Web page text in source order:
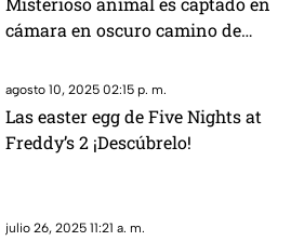
cámara en oscuro camino de
agosto 10, 2025 02:15 p. m.
Las easter egg de Five Nights at
Freddy’s 2 ¡Descúbrelo!
julio 26, 2025 11:21 a. m.